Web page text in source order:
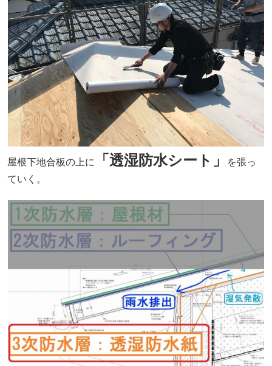
屋根下地合板の上に 「透湿防水シート」
を張っ
ていく。